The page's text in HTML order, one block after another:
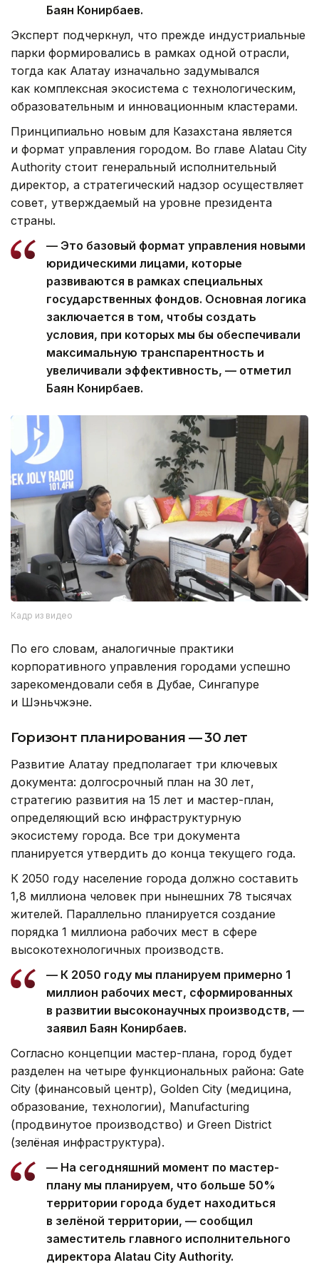
Баян Конирбаев.
Эксперт подчеркнул, что прежде индустриальные
парки формировались в рамках одной отрасли,
тогда как Алатау изначально задумывался
как комплексная экосистема с технологическим,
образовательным и инновационным кластерами.
Принципиально новым для Казахстана является
и формат управления городом. Во главе Alatau City
Authority стоит генеральный исполнительный
директор, а стратегический надзор осуществляет
совет, утверждаемый на уровне президента
страны.
— Это базовый формат управления новыми
юридическими лицами, которые
развиваются в рамках специальных
государственных фондов. Основная логика
заключается в том, чтобы создать
условия, при которых мы бы обеспечивали
максимальную транспарентность и
увеличивали эффективность, — отметил
Баян Конирбаев.
Кадр из видео
По его словам, аналогичные практики
корпоративного управления городами успешно
зарекомендовали себя в Дубае, Сингапуре
и Шэньчжэне.
Горизонт планирования — 30 лет
Развитие Алатау предполагает три ключевых
документа: долгосрочный план на 30 лет,
стратегию развития на 15 лет и мастер-план,
определяющий всю инфраструктурную
экосистему города. Все три документа
планируется утвердить до конца текущего года.
К 2050 году население города должно составить
1,8 миллиона человек при нынешних 78 тысячах
жителей. Параллельно планируется создание
порядка 1 миллиона рабочих мест в сфере
высокотехнологичных производств.
— К 2050 году мы планируем примерно 1
миллион рабочих мест, сформированных
в развитии высоконаучных производств, —
заявил Баян Конирбаев.
Согласно концепции мастер-плана, город будет
разделен на четыре функциональных района: Gate
City (финансовый центр), Golden City (медицина,
образование, технологии), Manufacturing
(продвинутое производство) и Green District
(зелёная инфраструктура).
— На сегодняшний момент по мастер-
плану мы планируем, что больше 50%
территории города будет находиться
в зелёной территории, — сообщил
заместитель главного исполнительного
директора Alatau City Authority.